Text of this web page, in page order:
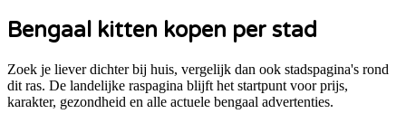
Bengaal kitten kopen per stad
Zoek je liever dichter bij huis, vergelijk dan ook stadspagina's rond
dit ras. De landelijke raspagina blijft het startpunt voor prijs,
karakter, gezondheid en alle actuele bengaal advertenties.